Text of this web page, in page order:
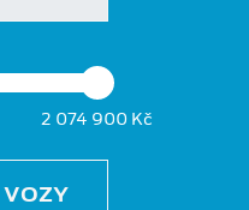
2 074 900 Kč